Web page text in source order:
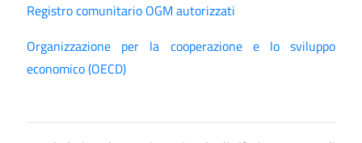
Registro comunitario OGM autorizzati
Organizzazione per la cooperazione e lo sviluppo
economico (OECD)